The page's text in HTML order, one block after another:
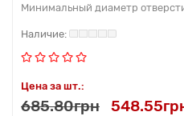
Минимальный диаметр
Цена за шт.:
685.80грн